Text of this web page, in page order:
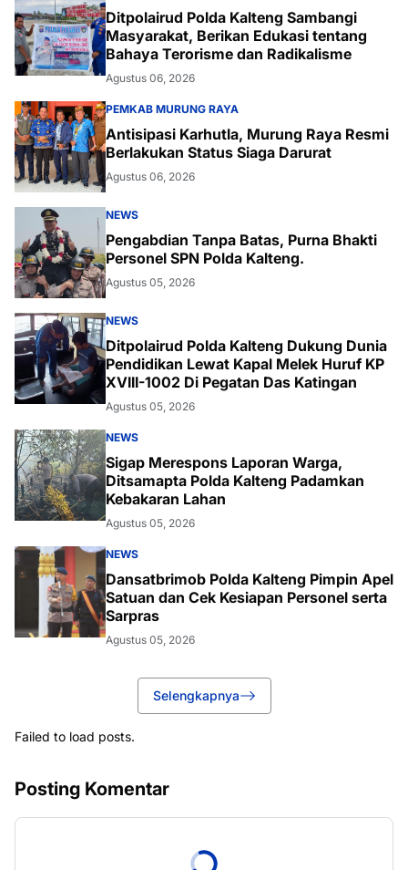
Ditpolairud Polda Kalteng Sambangi
Masyarakat, Berikan Edukasi tentang
Bahaya Terorisme dan Radikalisme
Agustus 06, 2026
PEMKAB MURUNG RAYA
Antisipasi Karhutla, Murung Raya Resmi
Berlakukan Status Siaga Darurat
Agustus 06, 2026
NEWS
Pengabdian Tanpa Batas, Purna Bhakti
Personel SPN Polda Kalteng.
Agustus 05, 2026
NEWS
Ditpolairud Polda Kalteng Dukung Dunia
Pendidikan Lewat Kapal Melek Huruf KP
XVIII-1002 Di Pegatan Das Katingan
Agustus 05, 2026
NEWS
Sigap Merespons Laporan Warga,
Ditsamapta Polda Kalteng Padamkan
Kebakaran Lahan
Agustus 05, 2026
NEWS
Dansatbrimob Polda Kalteng Pimpin Apel
Satuan dan Cek Kesiapan Personel serta
Sarpras
Agustus 05, 2026
Selengkapnya
Failed to load posts.
Posting Komentar